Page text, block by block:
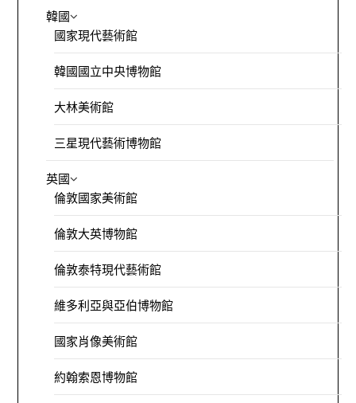
韓國
國家現代藝術館
韓國國立中央博物館
大林美術館
三星現代藝術博物館
英國
倫敦國家美術館
倫敦大英博物館
倫敦泰特現代藝術館
維多利亞與亞伯博物館
國家肖像美術館
約翰索恩博物館